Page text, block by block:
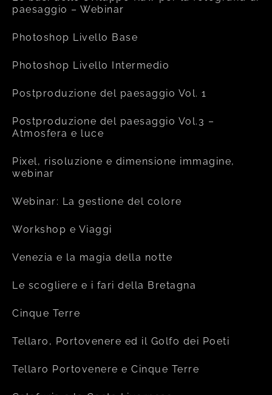
paesaggio – Webinar
Photoshop Livello Base
Photoshop Livello Intermedio
Postproduzione del paesaggio Vol. 1
Postproduzione del paesaggio Vol.3 –
Atmosfera e luce
Pixel, risoluzione e dimensione immagine,
webinar
Webinar: La gestione del colore
Workshop e Viaggi
Venezia e la magia della notte
Le scogliere e i fari della Bretagna
Cinque Terre
Tellaro, Portovenere ed il Golfo dei Poeti
Tellaro Portovenere e Cinque Terre